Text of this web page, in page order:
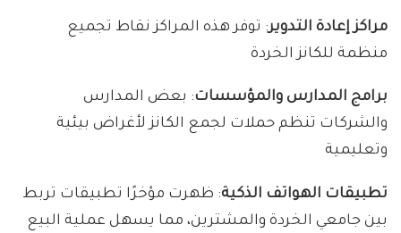
مراكز إعادة التدوير: توفر هذه المراكز نقاط تجميع
منظمة للكانز الخردة
برامج المدارس والمؤسسات: بعض المدارس
والشركات تنظم حملات لجمع الكانز لأغراض بيئية
وتعليمية
تطبيقات الهواتف الذكية: ظهرت مؤخرًا تطبيقات تربط
بين جامعي الخردة والمشترين، مما يسهل عملية البيع